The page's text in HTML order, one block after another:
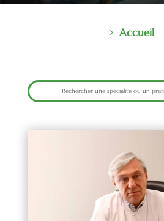
Accueil